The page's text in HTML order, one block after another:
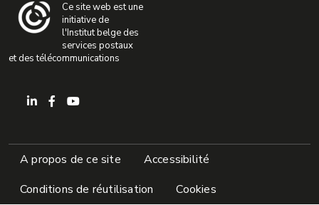
Ce site web est une
initiative de
l'Institut belge des
services postaux
et des télécommunications
Pied de page
A propos de ce site
Accessibilité
Conditions de réutilisation
Cookies